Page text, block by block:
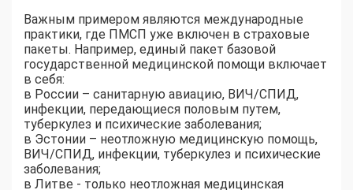
Важным примером являются международные
практики, где ПМСП уже включен в страховые
пакеты. Например, единый пакет базовой
государственной медицинской помощи включает
в себя:
в России – санитарную авиацию, ВИЧ/СПИД,
инфекции, передающиеся половым путем,
туберкулез и психические заболевания;
в Эстонии – неотложную медицинскую помощь,
ВИЧ/СПИД, инфекции, туберкулез и психические
заболевания;
в Литве - только неотложная медицинская